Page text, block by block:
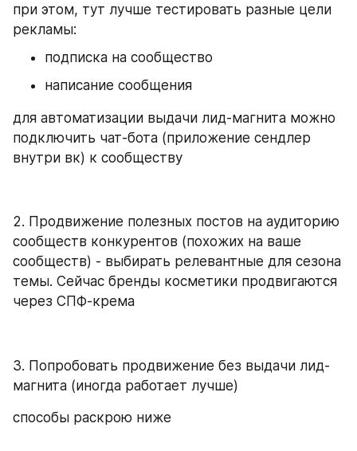
при этом, тут лучше тестировать разные цели
рекламы:
подписка на сообщество
написание сообщения
для автоматизации выдачи лид-магнита можно
подключить чат-бота (приложение сендлер
внутри вк) к сообществу
2. Продвижение полезных постов на аудиторию
сообществ конкурентов (похожих на ваше
сообществ) - выбирать релевантные для сезона
темы. Сейчас бренды косметики продвигаются
через СПФ-крема
3. Попробовать продвижение без выдачи лид-
магнита (иногда работает лучше)
способы раскрою ниже